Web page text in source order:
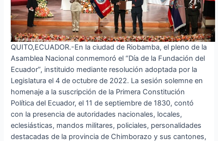
QUITO,ECUADOR.-En la ciudad de Riobamba, el pleno de la
Asamblea Nacional conmemoró el “Día de la Fundación del
Ecuador”, instituido mediante resolución adoptada por la
Legislatura el 4 de octubre de 2022. La sesión solemne en
homenaje a la suscripción de la Primera Constitución
Política del Ecuador, el 11 de septiembre de 1830, contó
con la presencia de autoridades nacionales, locales,
eclesiásticas, mandos militares, policiales, personalidades
destacadas de la provincia de Chimborazo y sus cantones,